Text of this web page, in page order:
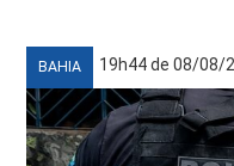
BAHIA 19h44 de 08/08/